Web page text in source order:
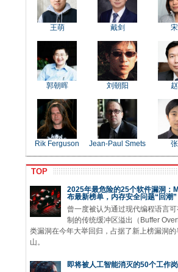
王萌 戴剑
郭朝晖 刘朝阳
Rik Ferguson Jean-Paul Smets
TOP
2025年最危险的25个软件漏洞：
布最新榜单，内存安全问题“回潮”
曾一度被认为通过现代编程语言
制的传统缓冲区溢出（Buffer
类漏洞在今年大举回归，占据了新上榜漏洞的
山。
即将被人工智能消灭的50个工作